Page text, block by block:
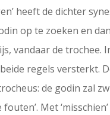
heeft de dichter
op te zoeken en
vandaar de trochee.
regels versterkt.
de godin zal
Met